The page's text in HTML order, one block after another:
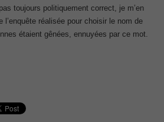
toujours politiquement correct, je m’en
l’enquête réalisée pour choisir le nom de
étaient gênées, ennuyées par ce mot.